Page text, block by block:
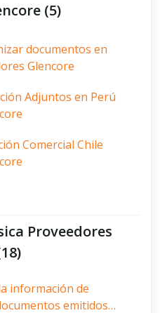
(5)
documentos en
Glencore
Adjuntos en Perú
Comercial Chile
Proveedores
información de
emitidos